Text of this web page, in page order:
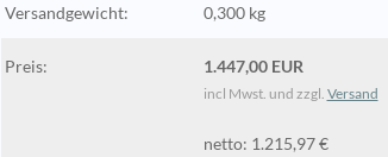
Versandgewicht:
0,300 kg
Preis: 1.447,00 EUR
incl Mwst. und zzgl. Versand
netto: 1.215,97 €